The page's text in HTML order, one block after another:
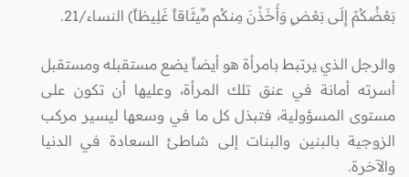
بَعْضُكُمْ إِلَى بَعْضٍ وَأَخَذْنَ مِنكُم مِّيثَاقاً غَلِيظاً) النساء/21.
والرجل الذي يرتبط بامرأة هو أيضاً يضع مستقبله ومستقبل
أسرته أمانة في عنق تلك المرأة، وعليها أن تكون على
مستوى المسؤولية، فتبذل كل ما في وسعها ليسير مركب
الزوجية بالبنين والبنات إلى شاطئ السعادة في الدنيا
والآخرة.